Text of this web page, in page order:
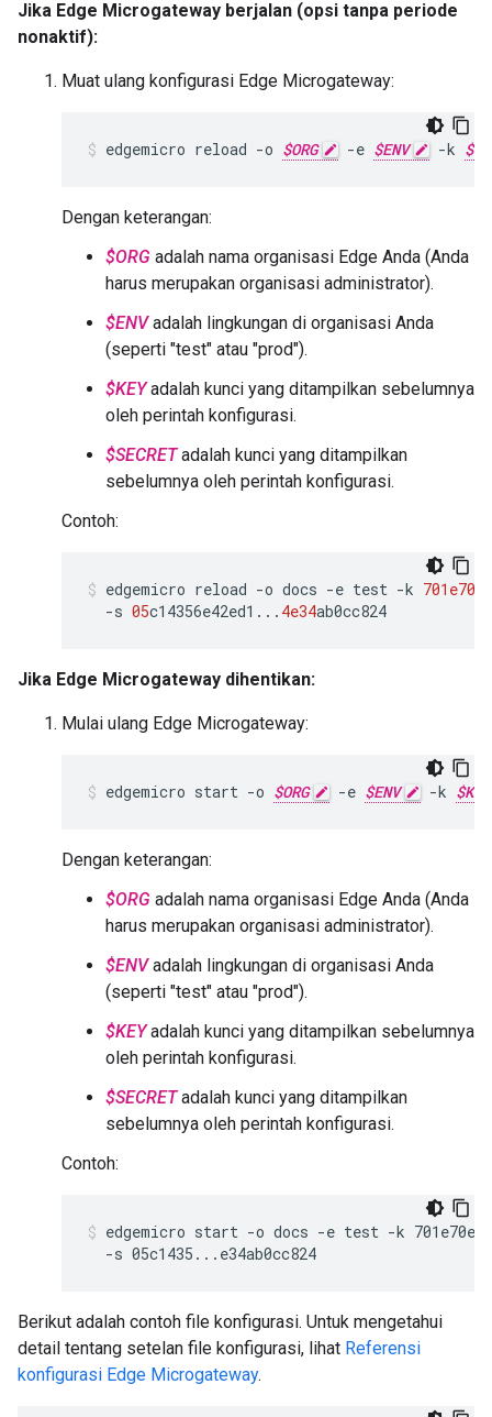
Jika Edge Microgateway berjalan (opsi tanpa periode
nonaktif):
Muat ulang konfigurasi Edge Microgateway:
edgemicro reload -o $ORG -e $ENV -k
Dengan keterangan:
$ORG adalah nama organisasi Edge Anda (Anda
harus merupakan organisasi administrator).
$ENVadalah lingkungan di organisasi Anda
(seperti "test" atau "prod").
$KEYadalah kunci yang ditampilkan sebelumnya
oleh perintah konfigurasi.
$SECRETadalah kunci yang ditampilkan
sebelumnya oleh perintah konfigurasi.
Contoh:
edgemicro reload -o docs -e test -k 701e70
-s 05c14356e42ed1 ... 4e34ab0cc824
Jika Edge Microgateway dihentikan:
Mulai ulang Edge Microgateway:
edgemicro start -o $ORG -e $ENV -k $KEY
Dengan keterangan:
$ORG adalah nama organisasi Edge Anda (Anda
harus merupakan organisasi administrator).
$ENVadalah lingkungan di organisasi Anda
(seperti "test" atau "prod").
$KEYadalah kunci yang ditampilkan sebelumnya
oleh perintah konfigurasi.
$SECRETadalah kunci yang ditampilkan
sebelumnya oleh perintah konfigurasi.
Contoh:
edgemicro start -o docs -e test -k
  -s 05c1435...e34ab0cc824
Berikut adalah contoh file konfigurasi. Untuk mengetahui
detail tentang setelan file konfigurasi, lihat Referensi
konfigurasi Edge Microgateway.